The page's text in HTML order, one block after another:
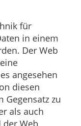
für
in einem
Der Web
angesehen
diesen
Gegensatz zu
als auch
der Web